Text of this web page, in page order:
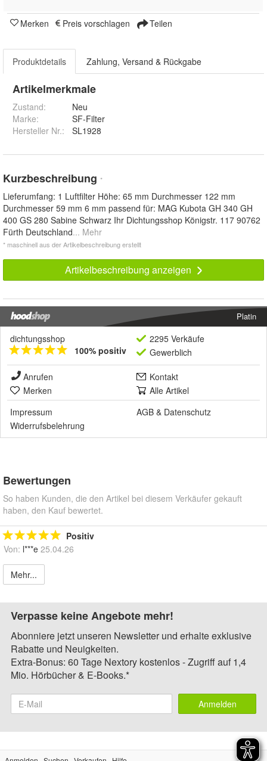
Merken Preis vorschlagen Teilen
Produktdetails Zahlung, Versand & Rückgabe
Artikelmerkmale
Zustand:
Neu
Marke:
SF-Filter
Hersteller Nr.:
SL1928
Kurzbeschreibung *
Lieferumfang: 1 Luftfilter Höhe: 65 mm Durchmesser 122 mm
Durchmesser 59 mm 6 mm passend für: MAG Kubota GH 340 GH
400 GS 280 Sabine Schwarz Ihr Dichtungsshop Königstr. 117 90762
Fürth Deutschland... Mehr
* maschinell aus der Artikelbeschreibung erstellt
Artikelbeschreibung anzeigen
Platin
dichtungsshop
100% positiv
2295 Verkäufe
Gewerblich
Anrufen
Kontakt
Merken
Alle Artikel
Impressum
AGB & Datenschutz
Widerrufsbelehrung
Bewertungen
So haben Kunden, die den Artikel bei diesem Verkäufer gekauft
haben, den Kauf bewertet.
Positiv
Von: l***e 25.04.26
Mehr...
Verpasse keine Angebote mehr!
Abonniere jetzt unseren Newsletter und erhalte exklusive
Rabatte und Neuigkeiten.
Extra-Bonus: 60 Tage Nextory kostenlos - Zugriff auf 1,4
Mio. Hörbücher & E-Books.*
Anmelden